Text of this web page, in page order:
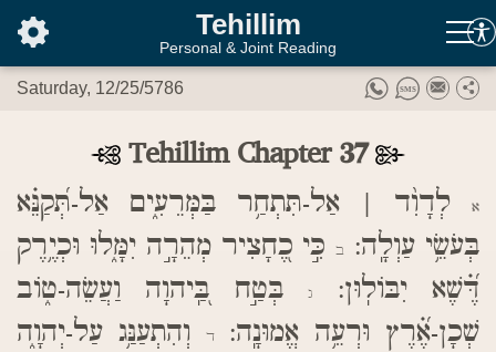
Tehillim
Personal & Joint Reading
Saturday, 12/25/5786
Tehillim Chapter 37
א
לְדָוִ֨ד | אַל-תִּתְחַ֥ר בַּמְּרֵעִ֑ים אַל-תְּ֝קַנֵּ֗א
בְּעֹשֵׂ֥י עַוְלָֽה: בכִּ֣י כֶ֭חָצִיר מְהֵרָ֣ה יִמָּ֑לוּ וּכְיֶ֥רֶק
דֶּ֝֗שֶׁא יִבּוֹלֽוּן:
גבְּטַ֣ח בַּֽ֭יהוָה וַעֲשֵׂה-ט֑וֹב
שְׁכָן-אֶ֝֗רֶץ וּרְעֵ֥ה אֱמוּנָֽה:ד
וְהִתְעַנַּ֥ג עַל-יְהוָ֑ה